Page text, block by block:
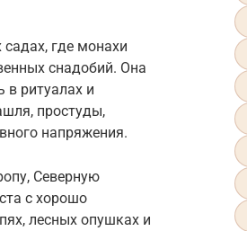
где монахи
снадобий. Она
в ритуалах и
простуды,
напряжения.
Северную
с хорошо
лесных опушках и